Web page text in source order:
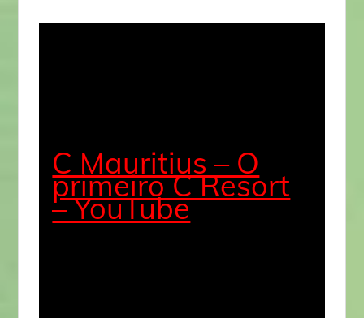
C Mauritius – O
primeiro C Resort
– YouTube